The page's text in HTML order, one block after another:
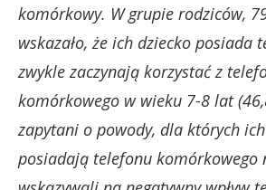
komórkowy. W grupie rodziców,
wskazało, że ich dziecko posiada
zwykle zaczynają korzystać z
komórkowego w wieku 7-8 lat
zapytani o powody, dla których
posiadają telefonu komórkowego